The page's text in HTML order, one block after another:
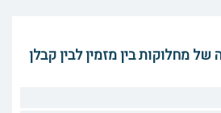
של מחלוקות בין מזמין לבין קבלן